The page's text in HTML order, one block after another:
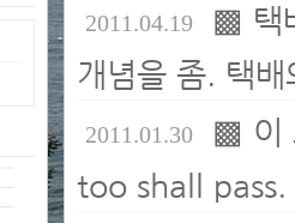
2011.04.19 ▩ 택
개념을 좀. 택
2011.01.30 ▩ 이
too shall